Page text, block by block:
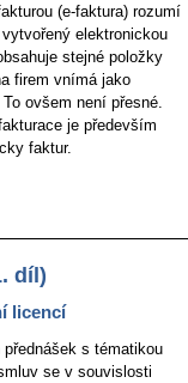
(e-faktura) rozumí
elektronickou
stejné položky
firem vnímá jako
ovšem není přesné.
je především
faktur.
díl)
licencí
s tématikou
se v souvislosti